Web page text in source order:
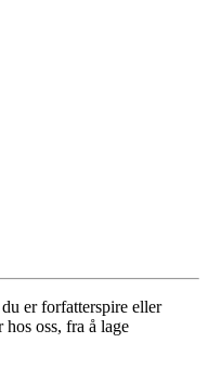
er forfatterspire eller
oss, fra å lage